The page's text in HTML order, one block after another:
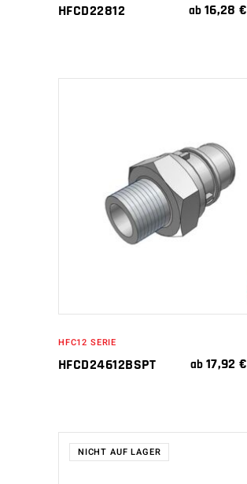
HFCD22812 ab 16,28€
IN DEN WARENKORB
HFC12 SERIE
HFCD24612BSPT ab 17,92€
NICHT AUF LAGER